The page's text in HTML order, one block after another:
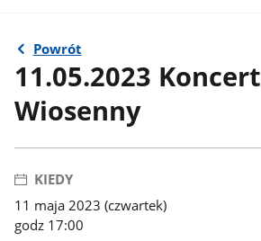
Powrót
11.05.2023 Koncert
Wiosenny
KIEDY
11 maja 2023 (czwartek)
godz 17:00